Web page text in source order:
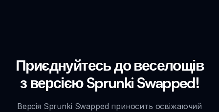
Приєднуйтесь до веселощів
з версією Sprunki Swapped!
Версія Sprunki Swapped приносить освіжаючий